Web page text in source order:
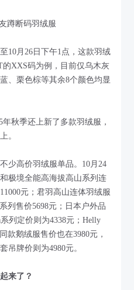
蹲断码羽绒服
10月26日下午1点，这款羽绒
的XXS码为例，目前仅乌木灰
、栗色棕等其余8个颜色均显
秋季还上新了多款羽绒服，
。
少高价羽绒服单品。10月24
极境全能高海拔高山系列连
元；君羽高山连体羽绒服
列售价5698元；日本户外品
列定价则为4338元；Helly
款鹅绒服售价也在3980元，
吊牌价则为4980元。
来了？